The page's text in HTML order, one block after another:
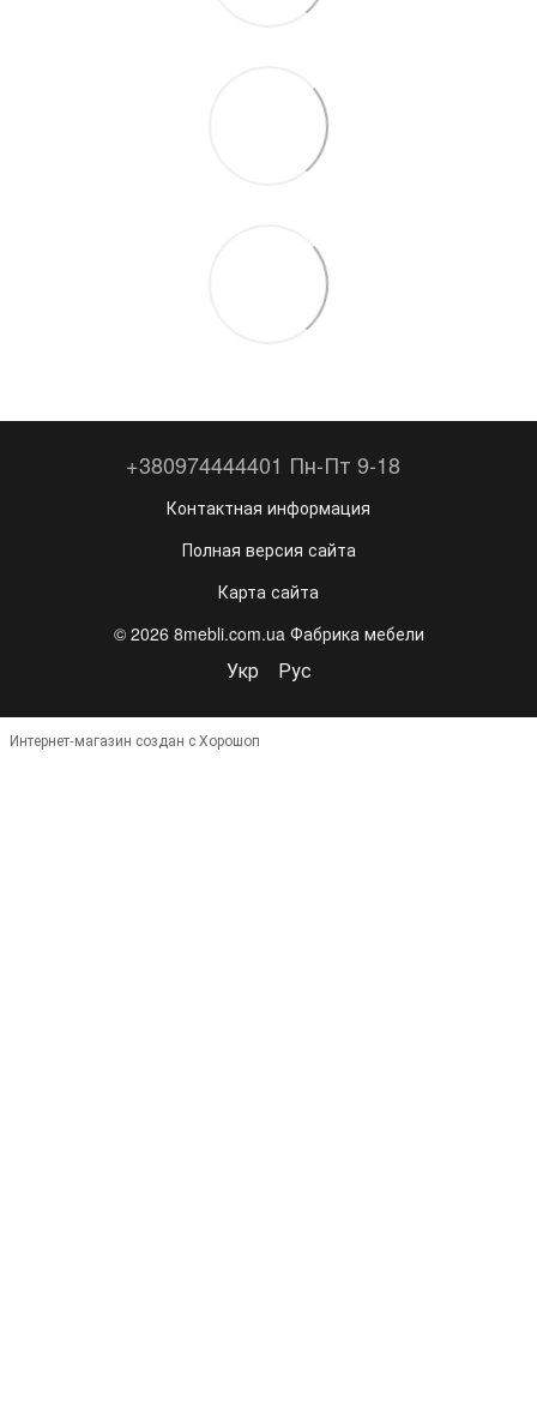
+380974444401 Пн-Пт 9-18
Контактная информация
Полная версия сайта
Карта сайта
© 2026 8mebli.com.ua Фабрика мебели
Укр Рус
Интернет-магазин создан с Хорошоп